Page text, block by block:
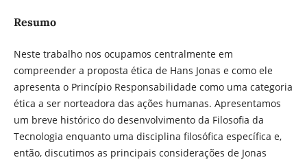
Resumo
Neste trabalho nos ocupamos centralmente em
compreender a proposta ética de Hans Jonas e como ele
apresenta o Princípio Responsabilidade como uma categoria
ética a ser norteadora das ações humanas. Apresentamos
um breve histórico do desenvolvimento da Filosofia da
Tecnologia enquanto uma disciplina filosófica específica e,
então, discutimos as principais considerações de Jonas